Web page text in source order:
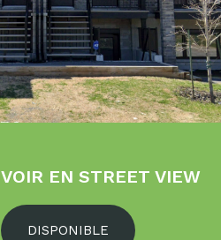
VOIR EN STREET VIEW
DISPONIBLE